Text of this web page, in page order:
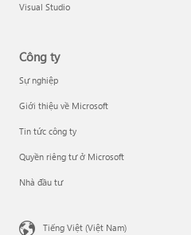
Visual Studio
Công ty
Sự nghiệp
Giới thiệu về Microsoft
Tin tức công ty
Quyền riêng tư ở Microsoft
Nhà đầu tư
Tiếng Việt (Việt Nam)